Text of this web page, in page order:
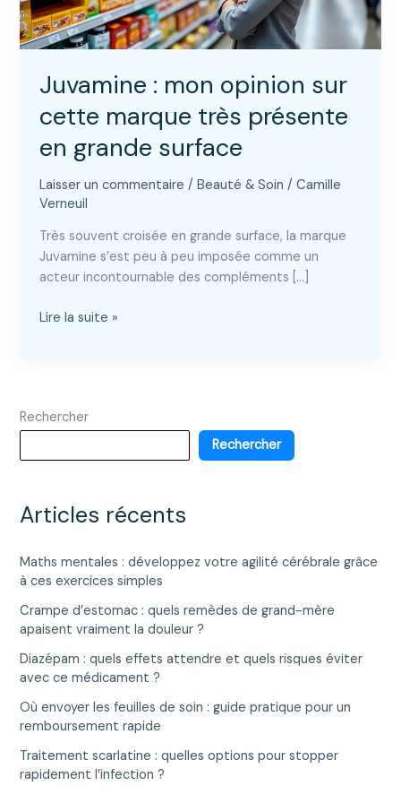
Juvamine : mon opinion sur
cette marque très présente
en grande surface
Laisser un commentaire /Beauté & Soin /Camille
Verneuil
Très souvent croisée en grande surface, la marque
Juvamine s’est peu à peu imposée comme un
acteur incontournable des compléments […]
Juvamine
cette
très
en
grande
Lire la suite »
Rechercher
Rechercher
Articles récents
Maths mentales : développez votre agilité cérébrale grâce
à ces exercices simples
Crampe d’estomac : quels remèdes de grand-mère
apaisent vraiment la douleur ?
Diazépam : quels effets attendre et quels risques éviter
avec ce médicament ?
Où envoyer les feuilles de soin : guide pratique pour un
remboursement rapide
Traitement scarlatine : quelles options pour stopper
rapidement l’infection ?